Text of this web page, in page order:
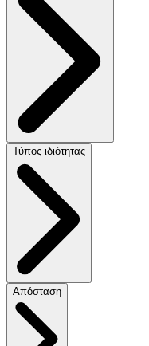
Τύπος ιδιότητας
Απόσταση